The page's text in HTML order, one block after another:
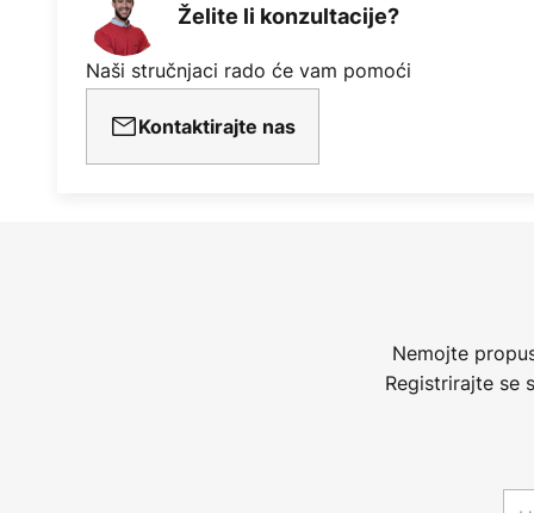
Želite li konzultacije?
Naši stručnjaci rado će vam pomoći
Kontaktirajte nas
Nemojte
Registrirajte se